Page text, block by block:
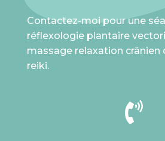
Contactez-moi pour une
réflexologie plantaire
massage relaxation crânien
reiki.
